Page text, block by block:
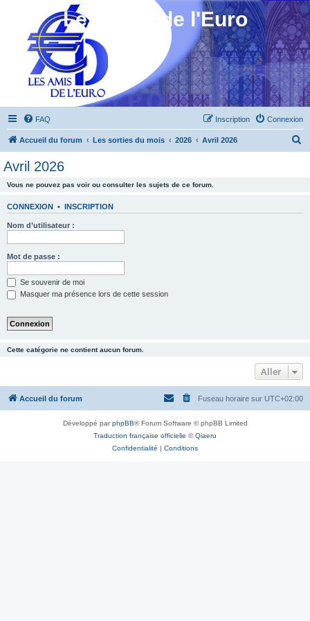
Les Amis de l'Euro
FAQ Connexion
Inscription
Accueil du forum Les sorties du mois 2026 Avril 2026
Avril 2026
Vous ne pouvez pas voir ou consulter les sujets de ce forum.
CONNEXION • INSCRIPTION
Nom d’utilisateur :
Mot de passe :
Se souvenir de moi
Masquer ma présence lors de cette session
Cette catégorie ne contient aucun forum.
Aller
Accueil du forum Fuseau horaire sur UTC+02:00
Développé parphpBB® Forum Software © phpBB Limited
Traduction française officielle ©Qiaeru
Confidentialité | Conditions